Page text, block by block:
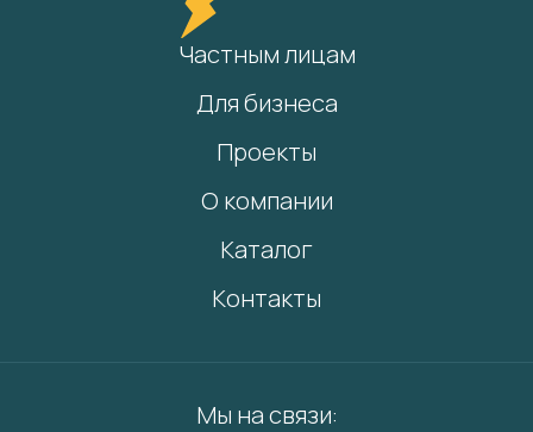
Частным лицам
Для бизнеса
Проекты
О компании
Каталог
Контакты
Мы на связи: